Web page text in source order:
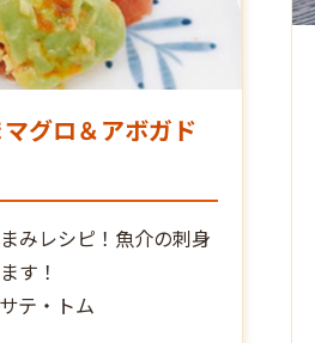
グロ＆アボガド
みレシピ！魚介の刺身
す！
テ・トム